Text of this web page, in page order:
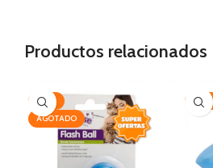
Productos relacionados
-32%
AGOTADO
-54%